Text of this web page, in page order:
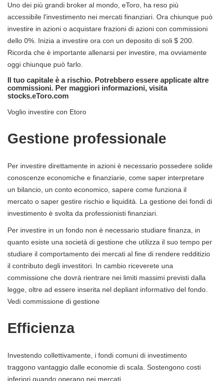
Uno dei più grandi broker al mondo, eToro, ha reso più
accessibile l'investimento nei mercati finanziari. Ora chiunque può
investire in azioni o acquistare frazioni di azioni con commissioni
dello 0%. Inizia a investire ora con un deposito di soli $ 200.
Ricorda che è importante allenarsi per investire, ma ovviamente
oggi chiunque può farlo.
Il tuo capitale è a rischio. Potrebbero essere applicate altre
commissioni. Per maggiori informazioni, visita
stocks.eToro.com
Voglio investire con Etoro
Gestione professionale
Per investire direttamente in azioni è necessario possedere solide
conoscenze economiche e finanziarie, come saper interpretare
un bilancio, un conto economico, sapere come funziona il
mercato o saper gestire rischio e liquidità. La gestione dei fondi di
investimento è svolta da professionisti finanziari.
Per investire in un fondo non è necessario studiare finanza, in
quanto esiste una società di gestione che utilizza il suo tempo per
studiare il comportamento dei mercati al fine di rendere redditizio
il contributo degli investitori. In cambio riceverete una
commissione che dovrà rientrare nei limiti massimi previsti dalla
legge, oltre ad essere inserita nel depliant informativo del fondo.
Vedi commissione di gestione
Efficienza
Investendo collettivamente, i fondi comuni di investimento
traggono vantaggio dalle economie di scala. Sostengono costi
inferiori quando operano nei mercati.